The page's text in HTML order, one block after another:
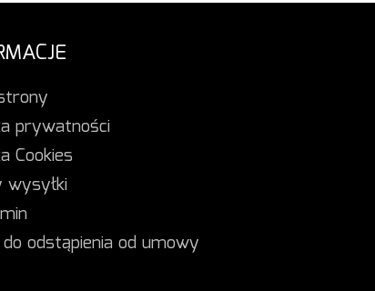
prywatności
Cookies
wysyłki
odstąpienia od umowy